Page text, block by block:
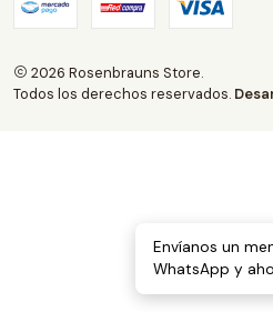
2026 Rosenbrauns Store.
Todos los derechos reservados.
Envíanos un
WhatsApp y